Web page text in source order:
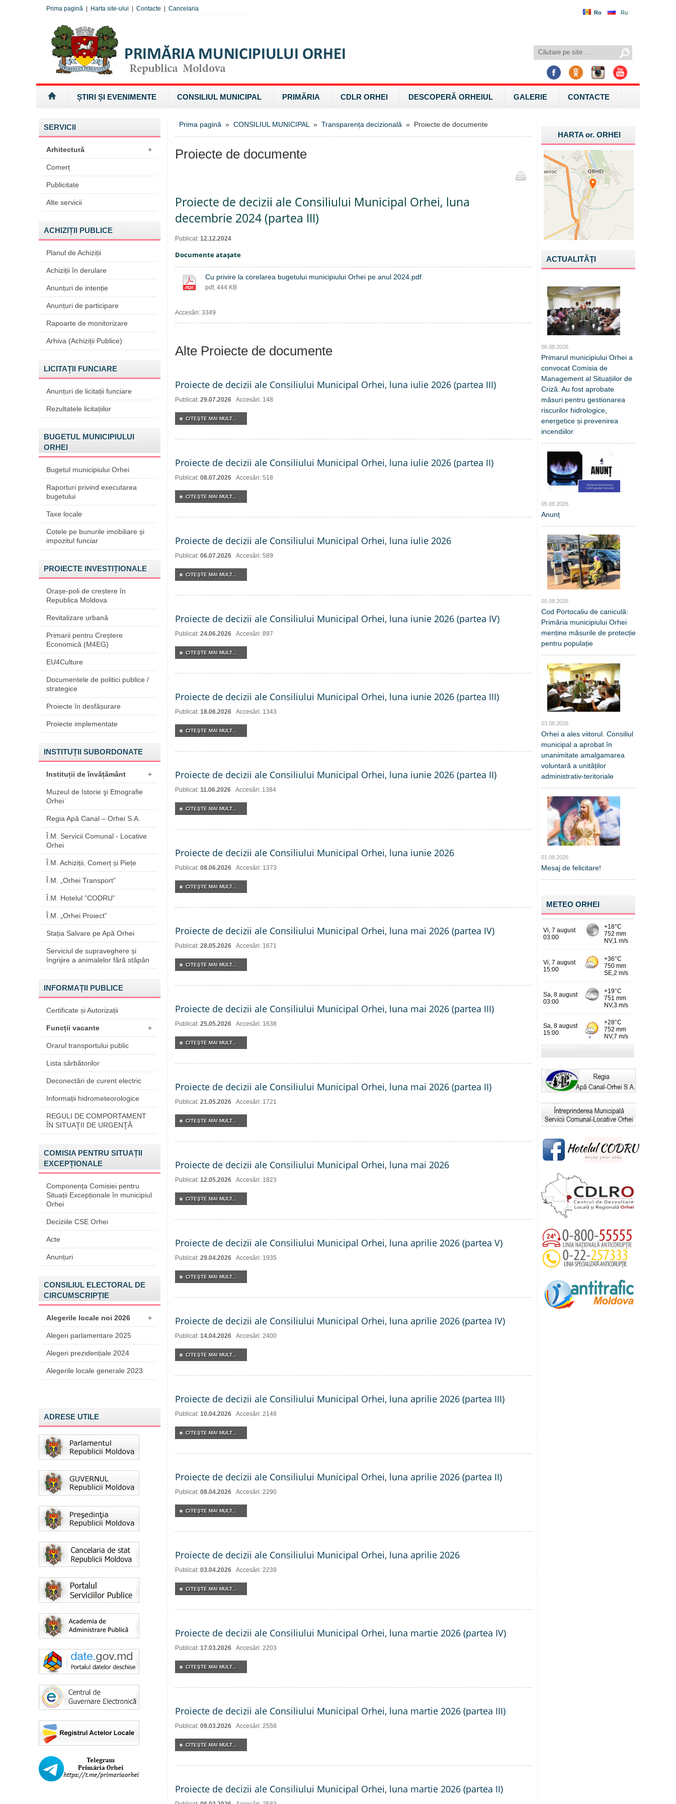
Ro Ru
Prima pagină Harta site-ului Contacte Cancelaria
ȘTIRI ȘI EVENIMENTE CONSILIUL MUNICIPAL PRIMĂRIA CDLR ORHEI DESCOPERĂ ORHEIUL GALERIE CONTACTE
SERVICII
Arhitectură +
Comerț
Publicitate
Alte servicii
ACHIZIȚII PUBLICE
Planul de Achiziții
Achiziții în derulare
Anunțuri de intenție
Anunțuri de participare
Rapoarte de monitorizare
Arhiva (Achiziții Publice)
LICITAȚII FUNCIARE
Anunțuri de licitații funciare
Rezultatele licitațiilor
BUGETUL MUNICIPIULUI
ORHEI
Bugetul municipiului Orhei
Raporturi privind executarea
bugetului
Taxe locale
Cotele pe bunurile imobiliare și
impozitul funciar
PROIECTE INVESTIȚIONALE
Orașe-poli de creștere în
Republica Moldova
Revitalizare urbană
Primarii pentru Creștere
Economică (M4EG)
EU4Culture
Documentele de politici publice /
strategice
Proiecte în desfășurare
Proiecte implementate
INSTITUȚII SUBORDONATE
Instituții de învățământ +
Muzeul de Istorie şi Etnografie
Orhei
Regia Apă Canal – Orhei S.A.
Î.M. Servicii Comunal - Locative
Orhei
Î.M. Achiziții, Comerț și Piețe
Î.M. „Orhei Transport”
Î.M. Hotelul ”CODRU”
Î.M. „Orhei Proiect”
Stația Salvare pe Apă Orhei
Serviciul de supraveghere și
îngrijire a animalelor fără stăpân
INFORMAȚII PUBLICE
Certificate și Autorizații
Funcții vacante +
Orarul transportului public
Lista sărbătorilor
Deconectări de curent electric
Informații hidrometeorologice
REGULI DE COMPORTAMENT
ÎN SITUAŢII DE URGENŢĂ
COMISIA PENTRU SITUAȚII
EXCEPȚIONALE
Componența Comisiei pentru
Situații Excepționale în municipiul
Orhei
Deciziile CSE Orhei
Acte
Anunțuri
CONSILIUL ELECTORAL DE
CIRCUMSCRIPȚIE
Alegerile locale noi 2026 +
Alegeri parlamentare 2025
Alegeri prezidențiale 2024
Alegerile locale generale 2023
ADRESE UTILE
Prima pagină » CONSILIUL MUNICIPAL » Transparența decizională » Proiecte de documente
Proiecte de documente
Proiecte de decizii ale Consiliului Municipal Orhei, luna
decembrie 2024 (partea III)
Publicat: 12.12.2024
Documente ataşate
Cu privire la corelarea bugetului municipiului Orhei pe anul 2024.pdf
pdf, 444 KB
Accesări: 3349
Alte Proiecte de documente
Proiecte de decizii ale Consiliului Municipal Orhei, luna iulie 2026 (partea III)
Publicat: 29.07.2026 Accesări: 148
CITEŞTE MAI MULT...
Proiecte de decizii ale Consiliului Municipal Orhei, luna iulie 2026 (partea II)
Publicat: 08.07.2026 Accesări: 518
CITEŞTE MAI MULT...
Proiecte de decizii ale Consiliului Municipal Orhei, luna iulie 2026
Publicat: 06.07.2026 Accesări: 589
CITEŞTE MAI MULT...
Proiecte de decizii ale Consiliului Municipal Orhei, luna iunie 2026 (partea IV)
Publicat: 24.06.2026 Accesări: 897
CITEŞTE MAI MULT...
Proiecte de decizii ale Consiliului Municipal Orhei, luna iunie 2026 (partea III)
Publicat: 18.06.2026 Accesări: 1343
CITEŞTE MAI MULT...
Proiecte de decizii ale Consiliului Municipal Orhei, luna iunie 2026 (partea II)
Publicat: 11.06.2026 Accesări: 1384
CITEŞTE MAI MULT...
Proiecte de decizii ale Consiliului Municipal Orhei, luna iunie 2026
Publicat: 08.06.2026 Accesări: 1373
CITEŞTE MAI MULT...
Proiecte de decizii ale Consiliului Municipal Orhei, luna mai 2026 (partea IV)
Publicat: 28.05.2026 Accesări: 1671
CITEŞTE MAI MULT...
Proiecte de decizii ale Consiliului Municipal Orhei, luna mai 2026 (partea III)
Publicat: 25.05.2026 Accesări: 1638
CITEŞTE MAI MULT...
Proiecte de decizii ale Consiliului Municipal Orhei, luna mai 2026 (partea II)
Publicat: 21.05.2026 Accesări: 1721
CITEŞTE MAI MULT...
Proiecte de decizii ale Consiliului Municipal Orhei, luna mai 2026
Publicat: 12.05.2026 Accesări: 1823
CITEŞTE MAI MULT...
Proiecte de decizii ale Consiliului Municipal Orhei, luna aprilie 2026 (partea V)
Publicat: 29.04.2026 Accesări: 1935
CITEŞTE MAI MULT...
Proiecte de decizii ale Consiliului Municipal Orhei, luna aprilie 2026 (partea IV)
Publicat: 14.04.2026 Accesări: 2400
CITEŞTE MAI MULT...
Proiecte de decizii ale Consiliului Municipal Orhei, luna aprilie 2026 (partea III)
Publicat: 10.04.2026 Accesări: 2148
CITEŞTE MAI MULT...
Proiecte de decizii ale Consiliului Municipal Orhei, luna aprilie 2026 (partea II)
Publicat: 08.04.2026 Accesări: 2290
CITEŞTE MAI MULT...
Proiecte de decizii ale Consiliului Municipal Orhei, luna aprilie 2026
Publicat: 03.04.2026 Accesări: 2239
CITEŞTE MAI MULT...
Proiecte de decizii ale Consiliului Municipal Orhei, luna martie 2026 (partea IV)
Publicat: 17.03.2026 Accesări: 2203
CITEŞTE MAI MULT...
Proiecte de decizii ale Consiliului Municipal Orhei, luna martie 2026 (partea III)
Publicat: 09.03.2026 Accesări: 2558
CITEŞTE MAI MULT...
Proiecte de decizii ale Consiliului Municipal Orhei, luna martie 2026 (partea II)
HARTA or.ORHEI
ACTUALITĂŢI
06.08.2026
Primarul municipiului Orhei a
convocat Comisia de
Management al Situațiilor de
Criză. Au fost aprobate
măsuri pentru gestionarea
riscurilor hidrologice,
energetice și prevenirea
incendiilor
05.08.2026
Anunț
05.08.2026
Cod Portocaliu de caniculă:
Primăria municipiului Orhei
menține măsurile de protecție
pentru populație
03.08.2026
Orhei a ales viitorul. Consiliul
municipal a aprobat în
unanimitate amalgamarea
voluntară a unităților
administrativ-teritoriale
01.08.2026
Mesaj de felicitare!
METEO ORHEI